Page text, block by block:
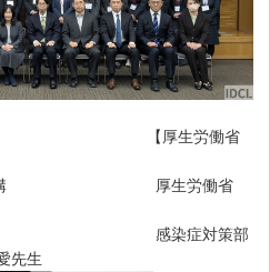
】 【厚生労働省
研究機構 厚生労働省
生 感染症対策部
先生